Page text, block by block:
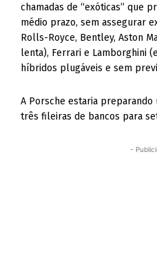
chamadas de “exóticas” que
médio prazo, sem assegurar
Rolls-Royce, Bentley, Aston
lenta), Ferrari e Lamborghini
híbridos plugáveis e sem
A Porsche estaria
três fileiras de bancos para
-